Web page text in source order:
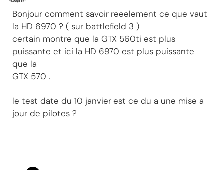
Bonjour comment savoir reeelement ce que vaut
la HD 6970 ? ( sur battlefield 3 )
certain montre que la GTX 560ti est plus
puissante et ici la HD 6970 est plus puissante
que la
GTX 570 .
le test date du 10 janvier est ce du a une mise a
jour de pilotes ?